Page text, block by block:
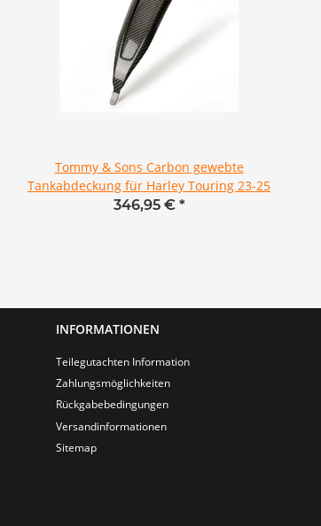
Tommy & Sons Carbon gewebte
Tankabdeckung für Harley Touring 23-25
346,95 € *
INFORMATIONEN
Teilegutachten Information
Zahlungsmöglichkeiten
Rückgabebedingungen
Versandinformationen
Sitemap